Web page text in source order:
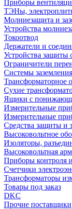
Приборы
ТЭНы,
Молниезащита и
Устройства
Токоотвод
Держатели и
Устройства
Ограничители
Системы заземления
Трансформаторное
Сухие
Ящики с
Измерительные
Измерительные
Средства защиты и
Высоковольтное
Изоляторы,
Высоковольтная
Приборы контроля
Счетчики
Трансформаторы
Товары под заказ
DKC
Прочие поставщики